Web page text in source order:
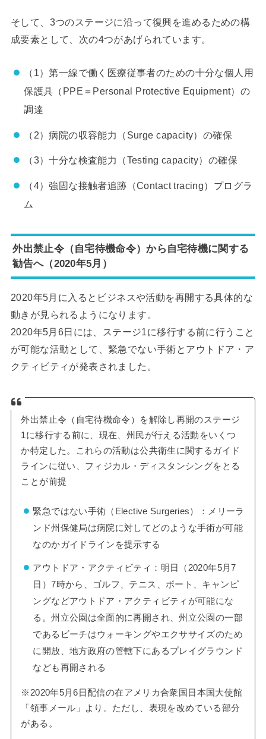
そして、3つのステージに沿って復興を進めるための構
成要素として、次の4つがあげられています。
（1）第一線で働く医療従事者のための十分な個人用
保護具（PPE＝Personal Protective Equipment）の
調達
（2）病院の収容能力（Surge capacity）の確保
（3）十分な検査能力（Testing capacity）の確保
（4）強固な接触者追跡（Contact tracing）プログラ
ム
外出禁止令（自宅待機命令）から自宅待機に関する
勧告へ（2020年5月）
2020年5月に入るとビジネスや活動を再開する具体的な
動きが見られるようになります。
2020年5月6日には、ステージ1に移行する前に行うこと
が可能な活動として、緊急でない手術とアウトドア・ア
クティビティが発表されました。
外出禁止令（自宅待機命令）を解除し再開のステージ
1に移行する前に、現在、州民が行える活動をいくつ
か特定した。これらの活動は公共衛生に関するガイド
ラインに従い、フィジカル・ディスタンシングをとる
ことが前提
緊急ではない手術（Elective Surgeries）：メリーラ
ンド州保健局は病院に対してどのような手術が可能
なのかガイドラインを提示する
アウトドア・アクティビティ：明日（2020年5月7
日）7時から、ゴルフ、テニス、ボート、キャンピ
ングなどアウトドア・アクティビティが可能にな
る。州立公園は全面的に再開され、州立公園の一部
であるビーチはウォーキングやエクササイズのため
に開放、地方政府の管轄下にあるプレイグラウンド
なども再開される
※2020年5月6日配信の在アメリカ合衆国日本国大使館
「領事メール」より。ただし、表現を改めている部分
がある。